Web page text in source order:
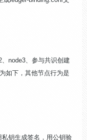
node3、参与共识创建
如下，其他节点行为是
钥生成签名，用公钥验